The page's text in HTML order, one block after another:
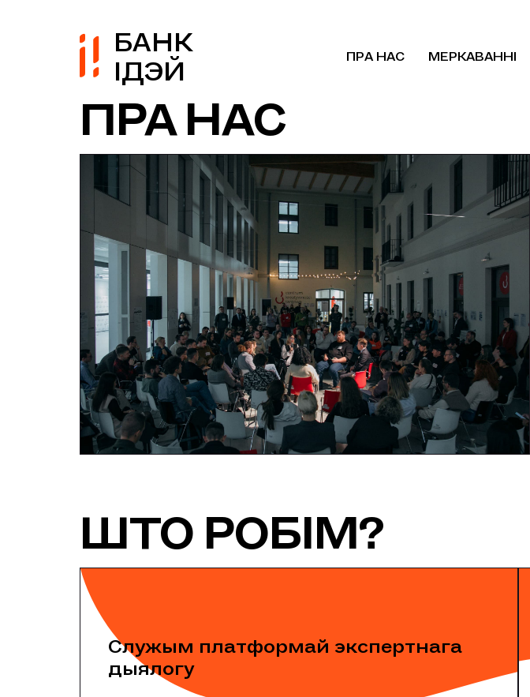
БАНК
ІДЭЙ
ПРА НАС МЕРКАВАННІ
ПРА НАС
ШТО РОБІМ?
Служым платформай экспертнага
дыялогу